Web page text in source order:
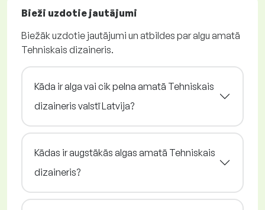
Bieži uzdotie jautājumi
Biežāk uzdotie jautājumi un atbildes par algu amatā
Tehniskais dizaineris.
Kāda ir alga vai cik pelna amatā Tehniskais
dizaineris valstī Latvija?
Kādas ir augstākās algas amatā Tehniskais
dizaineris?